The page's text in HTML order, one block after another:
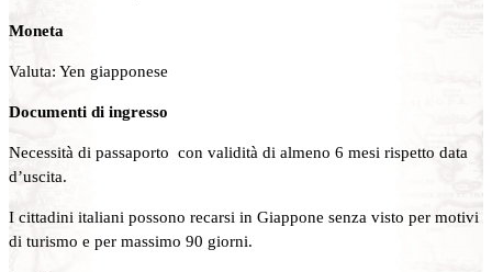
Moneta
Valuta: Yen giapponese
Documenti di ingresso
Necessità di passaporto con validità di almeno 6 mesi rispetto data
d’uscita.
I cittadini italiani possono recarsi in Giappone senza visto per motivi
di turismo e per massimo 90 giorni.